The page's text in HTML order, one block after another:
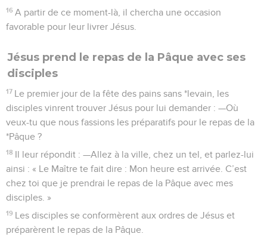
16 A partir de ce moment-là, il chercha une occasion
favorable pour leur livrer Jésus.
Jésus prend le repas de la Pâque avec ses
disciples
17 Le premier jour de la fête des pains sans *levain, les
disciples vinrent trouver Jésus pour lui demander : —Où
veux-tu que nous fassions les préparatifs pour le repas de la
*Pâque ?
18 Il leur répondit : —Allez à la ville, chez un tel, et parlez-lui
ainsi : « Le Maître te fait dire : Mon heure est arrivée. C’est
chez toi que je prendrai le repas de la Pâque avec mes
disciples. »
19 Les disciples se conformèrent aux ordres de Jésus et
préparèrent le repas de la Pâque.